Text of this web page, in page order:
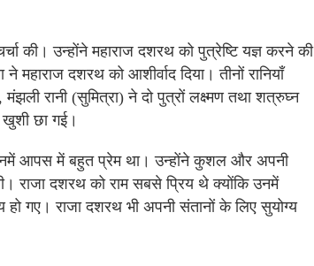
की। उन्होंने महाराज दशरथ को पुत्रेष्टि यज्ञ करने की
दशरथ को आशीर्वाद दिया। तीनों रानियाँ
रानी (सुमित्रा) ने दो पुत्रों लक्ष्मण तथा शत्रुघ्न
छा गई।
उनमें आपस में बहुत प्रेम था। उन्होंने कुशल और अपनी
राजा दशरथ को राम सबसे प्रिय थे क्योंकि उनमें
हो गए। राजा दशरथ भी अपनी संतानों के लिए सुयोग्य